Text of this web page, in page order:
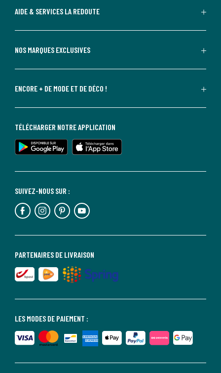
AIDE & SERVICES LA REDOUTE
NOS MARQUES EXCLUSIVES
ENCORE + DE MODE ET DE DÉCO !
LES MODES DE PAIEMENT :
PARTENAIRES DE LIVRAISON
SUIVEZ-NOUS SUR :
TÉLÉCHARGER NOTRE APPLICATION